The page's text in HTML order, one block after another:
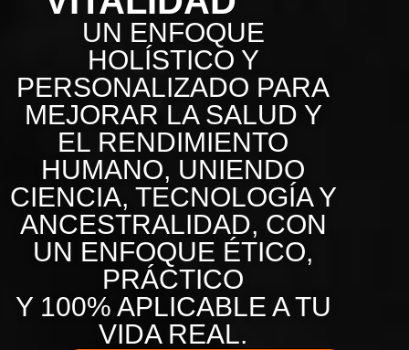
UN ENFOQUE
HOLÍSTICO Y
PERSONALIZADO PARA
MEJORAR LA SALUD Y
EL RENDIMIENTO
HUMANO, UNIENDO
CIENCIA, TECNOLOGÍA Y
ANCESTRALIDAD, CON
UN ENFOQUE ÉTICO,
PRÁCTICO
Y 100% APLICABLE A TU
VIDA REAL.